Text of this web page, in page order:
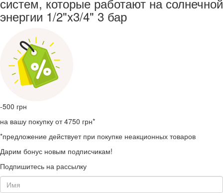
энергии 1/2"x3/4" 3 бар
-500 грн
на вашу покупку от 4750 грн*
*предложение действует при покупке неакционных товаров
Дарим бонус новым подписчикам!
Подпишитесь на рассылку